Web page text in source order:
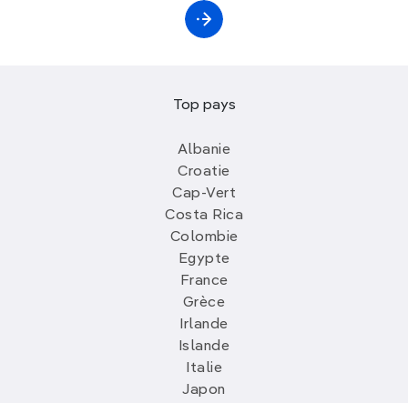
Top pays
Albanie
Croatie
Cap-Vert
Costa Rica
Colombie
Egypte
France
Grèce
Irlande
Islande
Italie
Japon